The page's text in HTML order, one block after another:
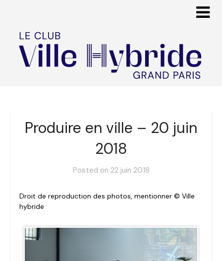
Produire en ville – 20 juin
2018
Posted on 22 juin 2018
Droit de reproduction des photos, mentionner © Ville
hybride